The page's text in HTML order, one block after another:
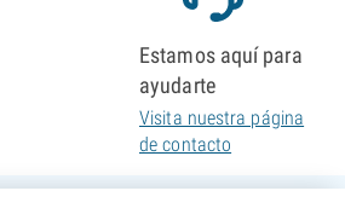
Estamos aquí para
ayudarte
Visita nuestra página
de contacto